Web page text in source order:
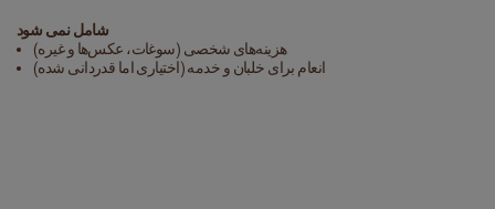
شامل نمی شود
هزینه‌های شخصی (سوغات، عکس‌ها و غیره)
انعام برای خلبان و خدمه (اختیاری اما قدردانی شده)